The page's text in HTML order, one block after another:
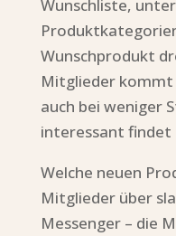
Wunschliste,
Wunschprodukt
Mitglieder kommt
auch bei weniger
interessant findet
Welche neuen
Mitglieder über
Messenger – die